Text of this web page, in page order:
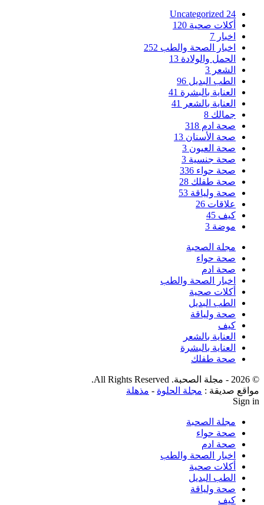
Uncategorized 24
أكلات صحية 120
اخبار 7
اخبار الصحة والطب 252
الحمل والولادة 13
الشعر 3
الطب البديل 96
العناية بالبشرة 41
العناية بالشعر
41
جمالك 8
صحة ادم 318
صحة الأسنان 13
صحة العيون 3
صحة جنسية 3
صحة حواء 336
صحة طفلك 28
صحة ولياقة 53
علاقات 26
كيف 45
موضة 3
مجلة الصحبة
صحة حواء
صحة ادم
اخبار الصحة والطب
أكلات صحية
الطب البديل
صحة ولياقة
كيف
العناية بالشعر
العناية بالبشرة
صحة طفلك
© 2026 - مجلة الصحبة. All Rights Reserved.
مواقع صديقة : مجلة الحلوة - مذهلة
Sign in
مجلة الصحبة
صحة حواء
صحة ادم
اخبار الصحة والطب
أكلات صحية
الطب البديل
صحة ولياقة
كيف